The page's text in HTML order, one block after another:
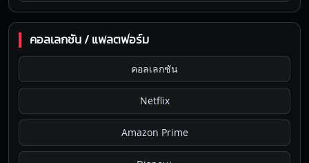
คอลเลกชัน / แพลตฟอร์ม
คอลเลกชัน
Netflix
Amazon Prime